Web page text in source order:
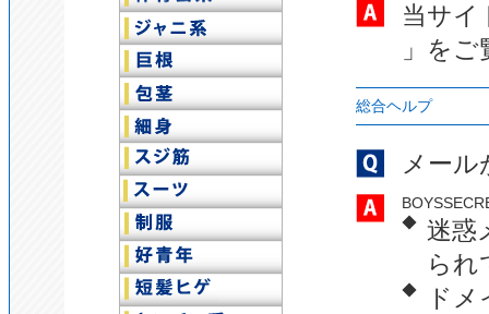
当サイ
」を
総合ヘルプ
メー
◆ 迷惑
られ
◆
ド